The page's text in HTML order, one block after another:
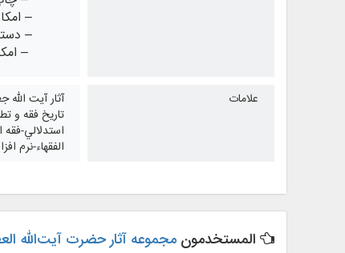
–
–
–
علامات
آثار آیت
تاريخ فقه و
استدلالي-
الفقهاء-نرم
المستخدمونمجموعه آثار حضرت آیت‌الله